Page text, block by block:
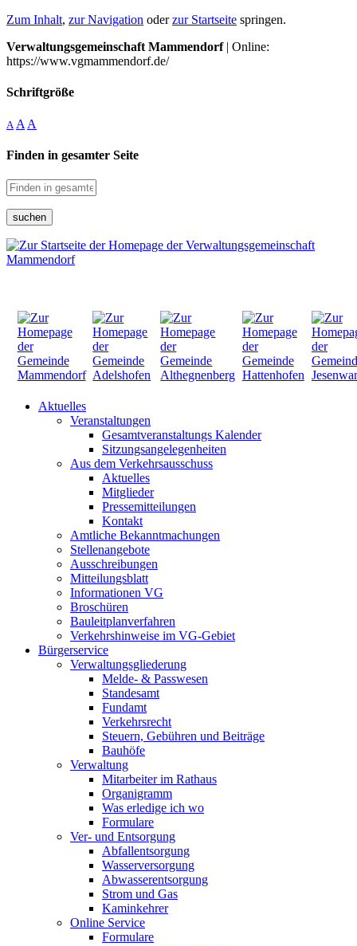
Zum Inhalt, zur Navigation oderzur Startseite springen.
Verwaltungsgemeinschaft Mammendorf| Online:
https://www.vgmammendorf.de/
Schriftgröße
A A A
Finden in gesamter Seite
suchen
Aktuelles
Veranstaltungen
Gesamtveranstaltungs Kalender
Sitzungsangelegenheiten
Aus dem Verkehrsausschuss
Aktuelles
Mitglieder
Pressemitteilungen
Kontakt
Amtliche Bekanntmachungen
Stellenangebote
Ausschreibungen
Mitteilungsblatt
Informationen VG
Broschüren
Bauleitplanverfahren
Verkehrshinweise im VG-Gebiet
Bürgerservice
Verwaltungsgliederung
Melde- & Passwesen
Standesamt
Fundamt
Verkehrsrecht
Steuern, Gebühren und Beiträge
Bauhöfe
Verwaltung
Mitarbeiter im Rathaus
Organigramm
Was erledige ich wo
Formulare
Ver- und Entsorgung
Abfallentsorgung
Wasserversorgung
Abwasserentsorgung
Strom und Gas
Kaminkehrer
Online Service
Formulare